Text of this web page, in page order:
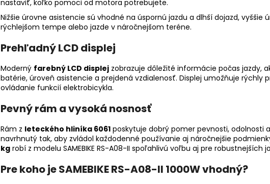
nastaviť, koľko pomoci od motora potrebujete.
Nižšie úrovne asistencie sú vhodné na úspornú jazdu a dlhší dojazd, vyššie
rýchlejšom tempe alebo jazde v náročnejšom teréne.
Prehľadný LCD displej
Moderný farebný LCD displej zobrazuje dôležité informácie počas jazdy,
batérie, úroveň asistencie a prejdená vzdialenosť. Displej umožňuje rýchly
ovládanie funkcií elektrobicykla.
Pevný rám a vysoká nosnosť
Rám z leteckého hliníka 6061 poskytuje dobrý pomer pevnosti, odolnosti
navrhnutý tak, aby zvládol každodenné používanie aj náročnejšie
kg robí z modelu SAMEBIKE RS-A08-II spoľahlivú voľbu aj pre robustnejších
Pre koho je SAMEBIKE RS-A08-II 1000W vhodný?